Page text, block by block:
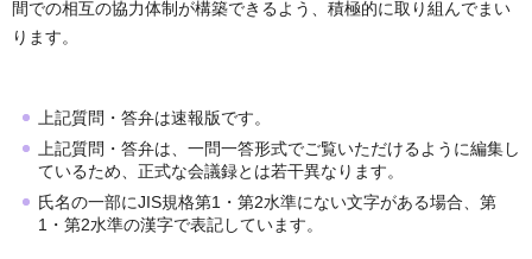
間での相互の協力体制が構築できるよう、積極的に取り組んでまい
ります。
上記質問・答弁は速報版です。
上記質問・答弁は、一問一答形式でご覧いただけるように編集し
ているため、正式な会議録とは若干異なります。
氏名の一部にJIS規格第1・第2水準にない文字がある場合、第
1・第2水準の漢字で表記しています。